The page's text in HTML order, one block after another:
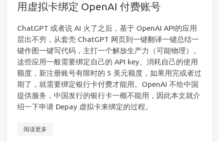
用虚拟卡绑定 OpenAI 付费账号
ChatGPT 或者说 AI 火了之后，基于 OpenAI API的应用
层出不穷，从套壳 ChatGPT 网页到一键翻译一键总结一
键作图一键写代码，主打一个解放生产力（可能物理）。
这些应用一般需要绑定自己的 API key、消耗自己的使用
额度，新注册账号有限时的 5 美元额度，如果用完或者过
期了，就需要绑定银行卡付费才能用。OpenAI 不给中国
提供服务，中国发行的银行卡一概不能用，因此本文就介
绍一下申请 Depay 虚拟卡来绑定的过程。
阅读更多